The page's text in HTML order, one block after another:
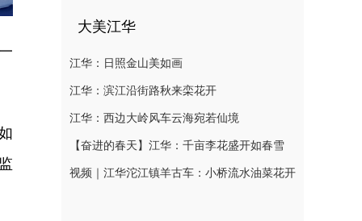
大美江华
江华：日照金山美如画
江华：滨江沿街路秋来栾花开
江华：西边大岭风车云海宛若仙境
【奋进的春天】江华：千亩李花盛开如春雪
视频｜江华沱江镇羊古车：小桥流水油菜花开